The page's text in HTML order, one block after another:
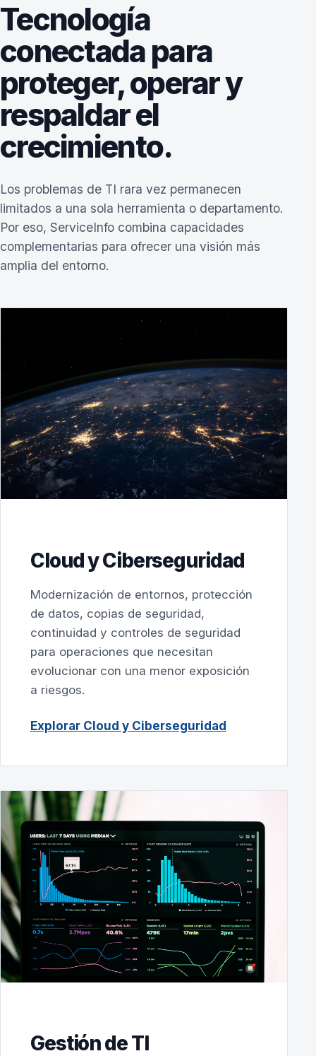
Tecnología
conectada para
proteger, operar y
respaldar el
crecimiento.
Los problemas de TI rara vez permanecen
limitados a una sola herramienta o departamento.
Por eso, ServiceInfo combina capacidades
complementarias para ofrecer una visión más
amplia del entorno.
Cloud y Ciberseguridad
Modernización de entornos, protección
de datos, copias de seguridad,
continuidad y controles de seguridad
para operaciones que necesitan
evolucionar con una menor exposición
a riesgos.
Explorar Cloud y Ciberseguridad
Gestión de TI